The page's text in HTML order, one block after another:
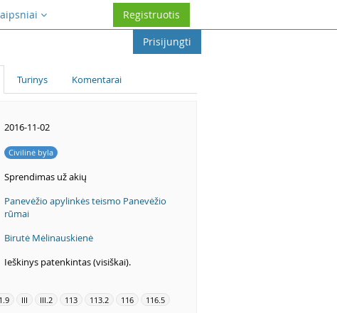
Registruotis
Prisijungti
Turinys Komentarai
2016-11-02
Civilinė byla
Sprendimas už akių
Panevėžio apylinkės teismo Panevėžio
rūmai
Birutė Mėlinauskienė
Ieškinys patenkintas (visiškai).
III III.2 113 113.2 116 116.5